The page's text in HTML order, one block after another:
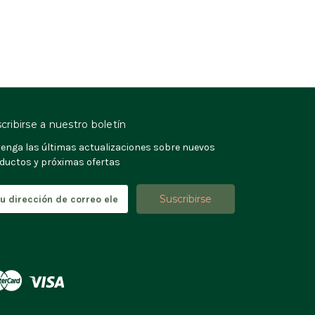
a nuestro boletín
las últimas actualizaciones sobre nuevos
y próximas ofertas